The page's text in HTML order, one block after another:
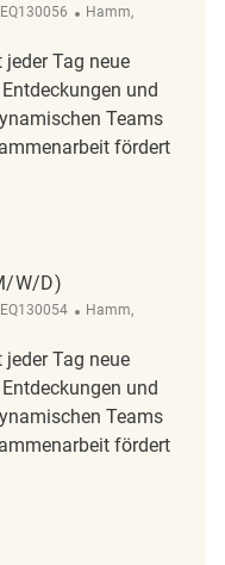
Ort
Hamm,
Tag neue
und
Teams
fördert
W/D)
Ort
Hamm,
Tag neue
und
Teams
fördert